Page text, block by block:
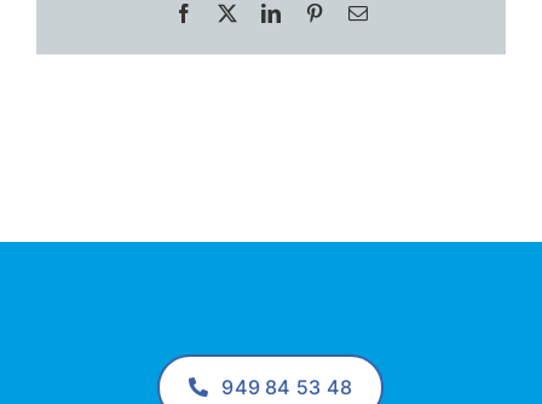
Facebook LinkedInPinterestCorreo
949 84 53 48